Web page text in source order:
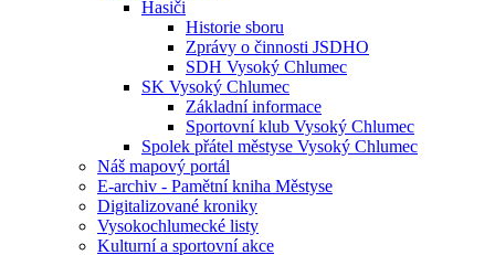
Hasiči
Historie sboru
Zprávy o činnosti JSDHO
SDH Vysoký Chlumec
SK Vysoký Chlumec
Základní informace
Sportovní klub Vysoký Chlumec
Spolek přátel městyse Vysoký Chlumec
Náš mapový portál
E-archiv - Pamětní kniha Městyse
Digitalizované kroniky
Vysokochlumecké listy
Kulturní a sportovní akce